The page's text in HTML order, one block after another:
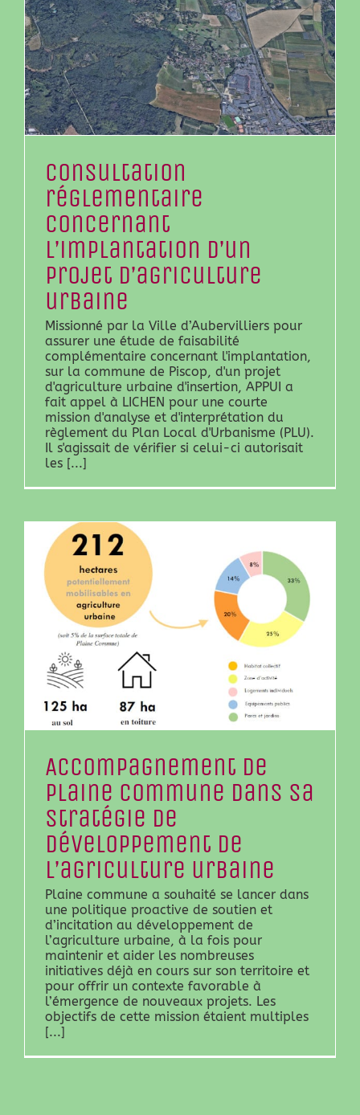
Consultation
réglementaire
concernant
l’implantation d’un
projet d’agriculture
urbaine
Missionné par la Ville d’Aubervilliers pour
assurer une étude de faisabilité
complémentaire concernant l'implantation,
sur la commune de Piscop, d'un projet
d'agriculture urbaine d'insertion, APPUI a
fait appel à LICHEN pour une courte
mission d'analyse et d'interprétation du
règlement du Plan Local d'Urbanisme (PLU).
Il s'agissait de vérifier si celui-ci autorisait
les [...]
Accompagnement de
Plaine commune dans sa
stratégie de
développement de
l’agriculture urbaine
Plaine commune a souhaité se lancer dans
une politique proactive de soutien et
d’incitation au développement de
l’agriculture urbaine, à la fois pour
maintenir et aider les nombreuses
initiatives déjà en cours sur son territoire et
pour offrir un contexte favorable à
l’émergence de nouveaux projets. Les
objectifs de cette mission étaient multiples
[...]